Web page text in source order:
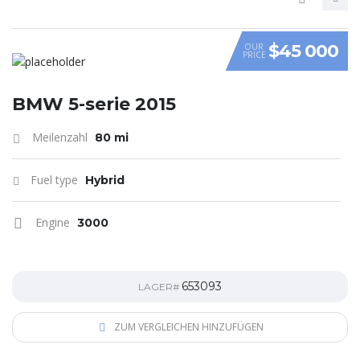
VIDEO
OUR
PRICE $45 000
BMW 5-serie 2015
Meilenzahl 80 mi
Fuel type Hybrid
Engine 3000
LAGER# 653093
ZUM VERGLEICHEN HINZUFÜGEN